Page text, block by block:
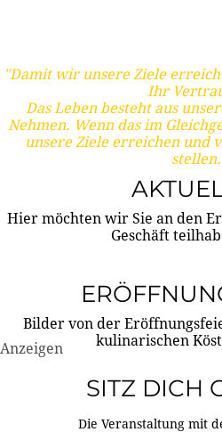
"Damit wir unsere Ziele
Ihr
Das Leben besteht aus
Nehmen. Wenn das im
unsere Ziele erreichen und
Hier möchten wir Sie an den
Geschäft
Bilder von der
kulinarischen
Anzeigen
SITZ DICH
Die Veranstaltung mit